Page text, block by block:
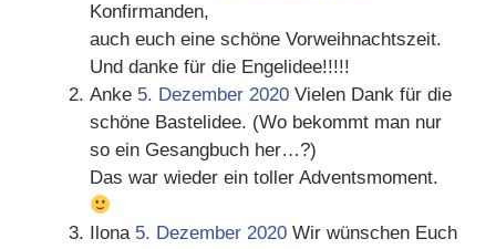
Konfirmanden,
auch euch eine schöne Vorweihnachtszeit.
Und danke für die Engelidee!!!!!
Anke 5. Dezember 2020 Vielen Dank für die
schöne Bastelidee. (Wo bekommt man nur
so ein Gesangbuch her…?)
Das war wieder ein toller Adventsmoment.
Ilona 5. Dezember 2020 Wir wünschen Euch